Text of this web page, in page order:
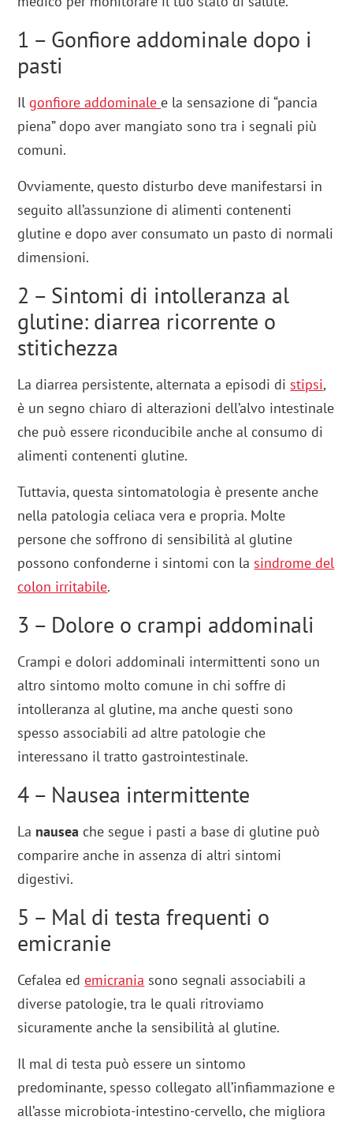
1 – Gonfiore addominale dopo i
pasti
Ilgonfiore addominale e la sensazione di “pancia
piena” dopo aver mangiato sono tra i segnali più
comuni.
Ovviamente, questo disturbo deve manifestarsi in
seguito all’assunzione di alimenti contenenti
glutine e dopo aver consumato un pasto di normali
dimensioni.
2 – Sintomi di intolleranza al
glutine: diarrea ricorrente o
stitichezza
La diarrea persistente, alternata a episodi di stipsi,
è un segno chiaro di alterazioni dell’alvo intestinale
che può essere riconducibile anche al consumo di
alimenti contenenti glutine.
Tuttavia, questa sintomatologia è presente anche
nella patologia celiaca vera e propria. Molte
persone che soffrono di sensibilità al glutine
possono confonderne i sintomi con la sindrome del
colon irritabile.
3 – Dolore o crampi addominali
Crampi e dolori addominali intermittenti sono un
altro sintomo molto comune in chi soffre di
intolleranza al glutine, ma anche questi sono
spesso associabili ad altre patologie che
interessano il tratto gastrointestinale.
4 – Nausea intermittente
La nausea che segue i pasti a base di glutine può
comparire anche in assenza di altri sintomi
digestivi.
5 – Mal di testa frequenti o
emicranie
Cefalea edemicrania sono segnali associabili a
diverse patologie, tra le quali ritroviamo
sicuramente anche la sensibilità al glutine.
Il mal di testa può essere un sintomo
predominante, spesso collegato all’infiammazione e
all’asse microbiota-intestino-cervello, che migliora